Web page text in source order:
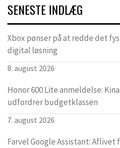
SENESTE INDLÆG
Xbox pønser på at redde det
digital løsning
8. august 2026
Honor 600 Lite anmeldelse:
udfordrer budgetklassen
7. august 2026
Farvel Google Assistant: